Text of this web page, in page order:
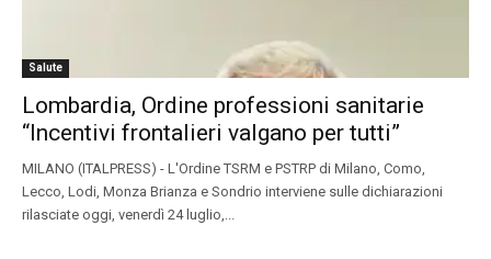
Salute
Lombardia, Ordine professioni sanitarie
“Incentivi frontalieri valgano per tutti”
MILANO (ITALPRESS) - L'Ordine TSRM e PSTRP di Milano, Como,
Lecco, Lodi, Monza Brianza e Sondrio interviene sulle dichiarazioni
rilasciate oggi, venerdì 24 luglio,...